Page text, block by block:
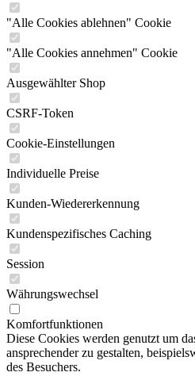
"Alle Cookies ablehnen" Cookie
"Alle Cookies annehmen" Cookie
Ausgewählter Shop
CSRF-Token
Cookie-Einstellungen
Individuelle Preise
Kunden-Wiedererkennung
Kundenspezifisches Caching
Session
Währungswechsel
Komfortfunktionen
Diese Cookies werden genutzt um
ansprechender zu gestalten,
des Besuchers.